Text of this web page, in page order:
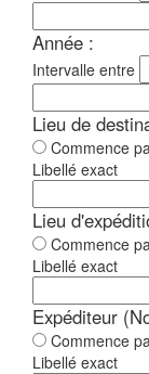
Année :
Intervalle entre
Lieu de
Commence
Libellé exact
Lieu
Commence
Libellé exact
Expéditeur
Commence
Libellé exact